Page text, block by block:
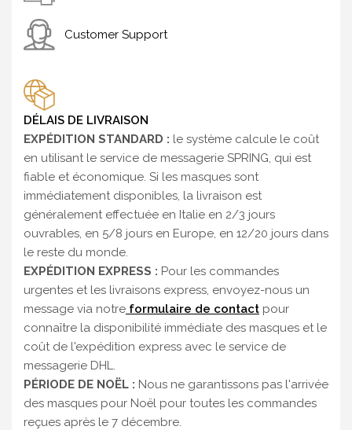
Customer Support
DÉLAIS DE LIVRAISON
EXPÉDITION STANDARD : le système calcule le coût
en utilisant le service de messagerie SPRING, qui est
fiable et économique. Si les masques sont
immédiatement disponibles, la livraison est
généralement effectuée en Italie en 2/3 jours
ouvrables, en 5/8 jours en Europe, en 12/20 jours dans
le reste du monde.
EXPÉDITION EXPRESS : Pour les commandes
urgentes et les livraisons express, envoyez-nous un
message via notre formulaire de contact pour
connaître la disponibilité immédiate des masques et le
coût de l'expédition express avec le service de
messagerie DHL.
PÉRIODE DE NOËL : Nous ne garantissons pas l'arrivée
des masques pour Noël pour toutes les commandes
reçues après le 7 décembre.